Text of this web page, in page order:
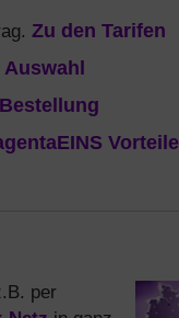
Zu den Tarifen
Vorteile
per